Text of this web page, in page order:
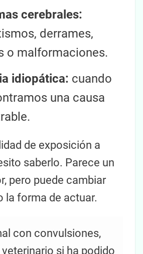
cerebrales:
derrames,
o malformaciones.
idiopática: cuando
una causa
de exposición a
saberlo. Parece un
pero puede cambiar
la forma de actuar.
con convulsiones,
si ha podido